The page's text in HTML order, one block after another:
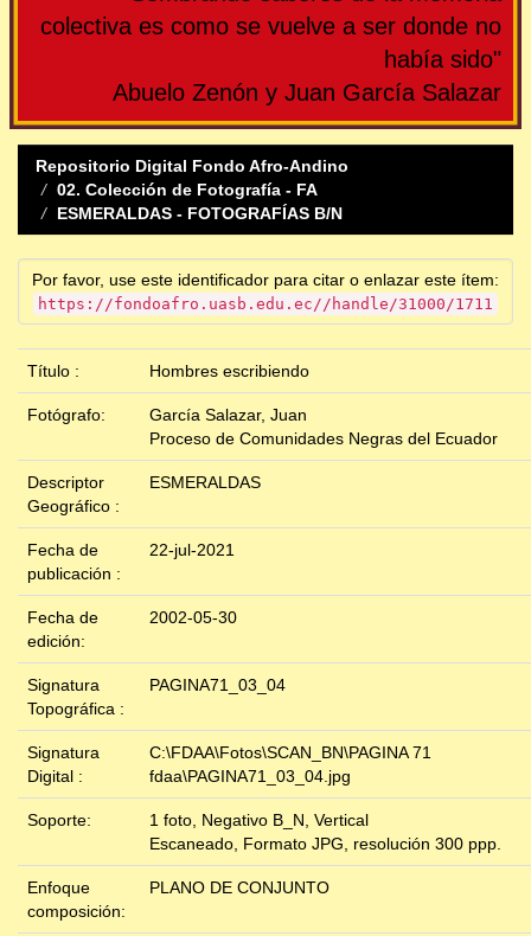
colectiva es como se vuelve a ser donde no
había sido"
Abuelo Zenón y Juan García Salazar
Repositorio Digital Fondo Afro-Andino
02. Colección de Fotografía - FA
ESMERALDAS - FOTOGRAFÍAS B/N
Por favor, use este identificador para citar o enlazar este ítem:
https://fondoafro.uasb.edu.ec//handle/31000/1711
Título : Hombres escribiendo
Fotógrafo:
García Salazar, Juan
Proceso de Comunidades Negras del Ecuador
Descriptor
Geográfico :
ESMERALDAS
Fecha de
publicación :
22-jul-2021
Fecha de
edición:
2002-05-30
Signatura
Topográfica :
PAGINA71_03_04
Signatura
Digital :
C:\FDAA\Fotos\SCAN_BN\PAGINA 71
fdaa\PAGINA71_03_04.jpg
Soporte:
1 foto, Negativo B_N, Vertical
Escaneado, Formato JPG, resolución 300 ppp.
Enfoque
composición:
PLANO DE CONJUNTO